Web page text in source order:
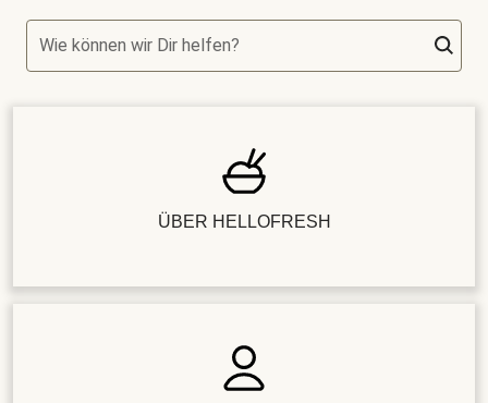
Wie können wir Dir helfen?
ÜBER HELLOFRESH